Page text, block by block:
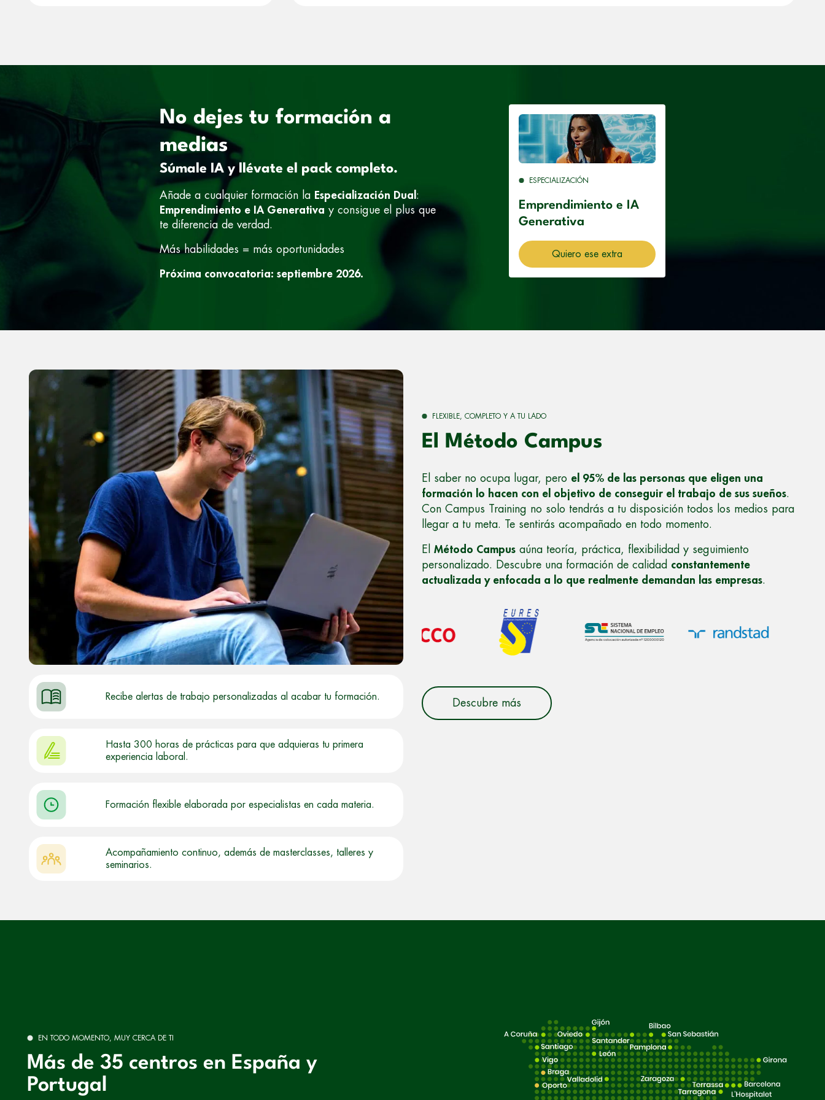
No dejes tu formación a
medias
Súmale IA y llévate el pack completo.
Añade a cualquier formación la Especialización Dual :
Emprendimiento e IA Generativa y consigue el plus que
te diferencia de verdad.
Más habilidades = más oportunidades
Próxima convocatoria: septiembre 2026.
ESPECIALIZACIÓN
Emprendimiento e IA
Generativa
Quiero ese extra
Recibe alertas de trabajo personalizadas al acabar tu formación.
Hasta 300 horas de prácticas para que adquieras tu primera
experiencia laboral.
Formación flexible elaborada por especialistas en cada materia.
Acompañamiento continuo, además de masterclasses, talleres y
seminarios.
FLEXIBLE, COMPLETO Y A TU LADO
El Método Campus
El saber no ocupa lugar, pero el 95% de las personas que eligen una
formación lo hacen con el objetivo de conseguir el trabajo de sus sueños
Con Campus Training no solo tendrás a tu disposición todos los medios para
llegar a tu meta. Te sentirás acompañado en todo momento.
El Método Campus aúna teoría, práctica, flexibilidad y seguimiento
personalizado. Descubre una formación de calidad constantemente
actualizada y enfocada a lo que realmente demandan las empresas
Descubre más
EN TODO MOMENTO, MUY CERCA DE TI
Más de 35 centros en España y
Portugal